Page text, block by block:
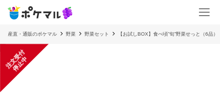
産直・通販のポケマル 野菜 野菜セット 【お試しBOX】食べ頃”旬”野菜せっと（6品
注
文
受
付
停
止
中